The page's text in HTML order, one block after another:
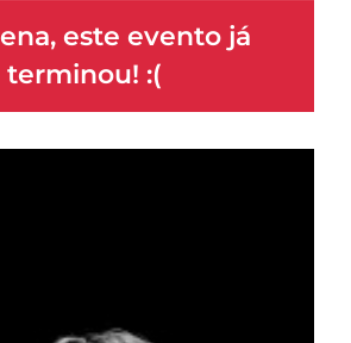
este evento já
terminou! :(